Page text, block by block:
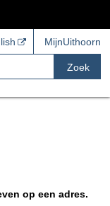
MijnUithoorn
Zoek
op een adres.